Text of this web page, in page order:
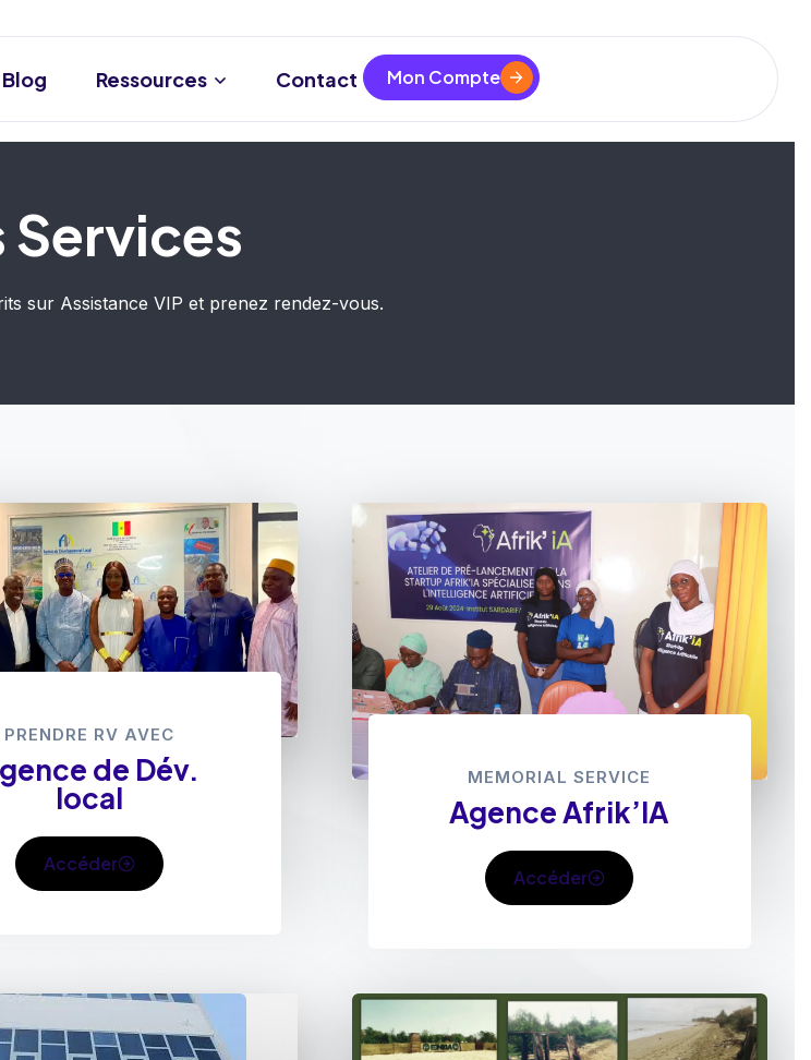
Blog Ressources Contact Mon Compte
Services​
sur Assistance VIP et prenez rendez-vous.
PRENDRE RV AVEC
de Dév.
local
Accéder
MEMORIAL SERVICE
Agence Afrik’IA
Accéder